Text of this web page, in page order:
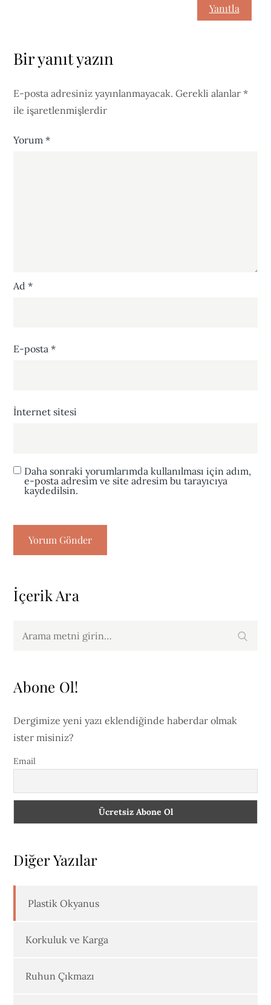
Yanıtla
Bir yanıt yazın
E-posta adresiniz yayınlanmayacak. Gerekli alanlar*
ile işaretlenmişlerdir
Yorum*
Ad*
E-posta*
İnternet sitesi
Daha sonraki yorumlarımda kullanılması için adım,
e-posta adresim ve site adresim bu tarayıcıya
kaydedilsin.
İçerik Ara
Abone Ol!
Dergimize yeni yazı eklendiğinde haberdar olmak
ister misiniz?
Email
Diğer Yazılar
Plastik Okyanus
Korkuluk ve Karga
Ruhun Çıkmazı